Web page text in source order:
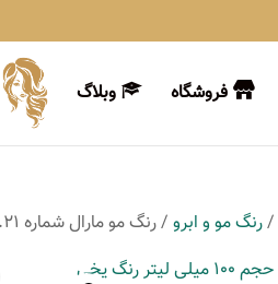
فروشگاه وبلاگ
/رنگ مو و ابرو / رنگ مو مارال شماره 12.21 حجم 100 میلی لیتر رنگ یخی قطبی